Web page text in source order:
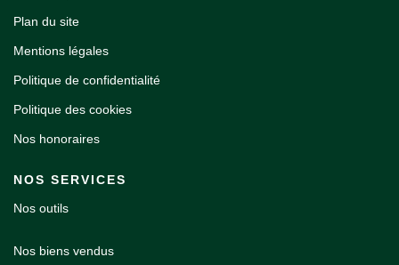
Plan du site
Mentions légales
Politique de confidentialité
Politique des cookies
Nos honoraires
NOS SERVICES
Nos outils
Nos biens vendus